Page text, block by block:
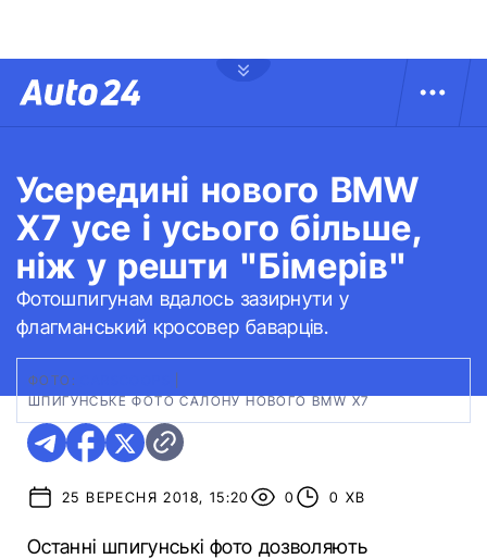
Усередині нового BMW
X7 усе і усього більше,
ніж у решти "Бімерів"
Фотошпигунам вдалось зазирнути у
флагманський кросовер баварців.
ФОТО:
ШПИГУНСЬКЕ ФОТО САЛОНУ НОВОГО BMW X7
25 ВЕРЕСНЯ 2018, 15:20 0 0 ХВ
Останні шпигунські фото дозволяють